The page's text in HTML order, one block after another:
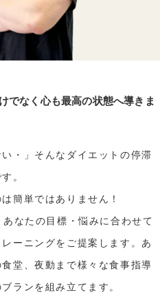
でなく心も最高の状態へ導きま
・」そんなダイエットの停滞
。
簡単ではありません！
なたの目標・悩みに合わせて
ーニングをご提案します。あ
堂、夜動まで様々な食事指導
ランを組み立てます。